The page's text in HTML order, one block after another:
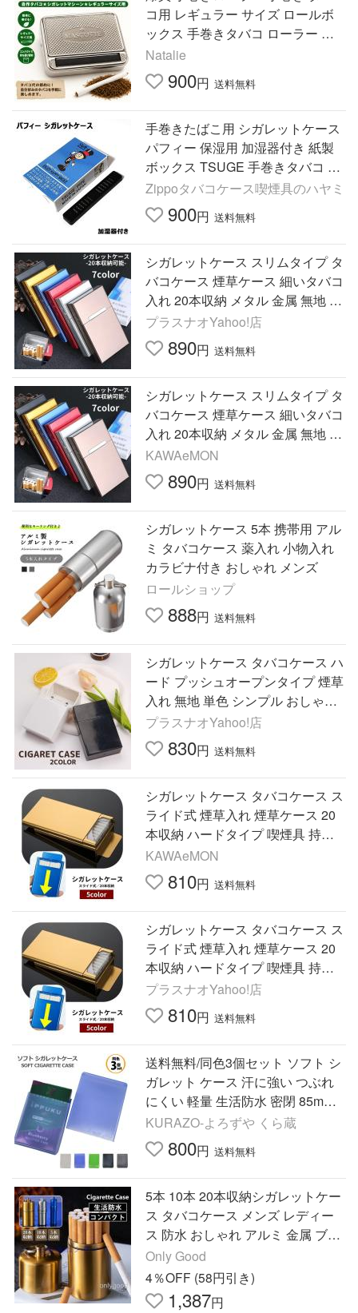
コ用 レギュラー サイズ ロールボ
ックス 手巻きタバコ ローラー 巻
器
Natalie
900円 送料無料
手巻きたばこ用 シガレットケース
パフィー 保湿用 加湿器付き 紙製
ボックス TSUGE 手巻きタバコ フ
ィルター
Zippoタバコケース喫煙具のハヤミ
900円 送料無料
シガレットケース スリムタイプ タ
バコケース 煙草ケース 細いタバコ
入れ 20本収納 メタル 金属 無地 ス
リム シンプル おしゃれ プレゼン
ト
プラスナオYahoo!店
890円 送料無料
シガレットケース スリムタイプ タ
バコケース 煙草ケース 細いタバコ
入れ 20本収納 メタル 金属 無地 ス
リム シンプル おしゃれ プレゼン
ト
KAWAeMON
890円 送料無料
シガレットケース 5本 携帯用 アル
ミ タバコケース 薬入れ 小物入れ
カラビナ付き おしゃれ メンズ
ロールショップ
888円 送料無料
シガレットケース タバコケース ハ
ード プッシュオープンタイプ 煙草
入れ 無地 単色 シンプル おしゃれ
収納ケース 喫煙具 小物入れ
プラスナオYahoo!店
830円 送料無料
シガレットケース タバコケース ス
ライド式 煙草入れ 煙草ケース 20
本収納 ハードタイプ 喫煙具 持ち
歩き 折れ防止 シンプル スタイリ
ッシュ 誕生
KAWAeMON
810円 送料無料
シガレットケース タバコケース ス
ライド式 煙草入れ 煙草ケース 20
本収納 ハードタイプ 喫煙具 持ち
歩き 折れ防止 シンプル スタイリ
ッシュ 誕生
プラスナオYahoo!店
810円 送料無料
送料無料/同色3個セット ソフト シ
ガレット ケース 汗に強い つぶれ
にくい 軽量 生活防水 密閉 85mm
タバコケース 煙草ケース カードケ
ース たばこケース
KURAZO-よろずや くら蔵
800円 送料無料
5本 10本 20本収納シガレットケー
ス タバコケース メンズ レディー
ス 防水 おしゃれ アルミ 金属 ブラ
ック ゴールド シルバー たばこ 煙
草
Only Good
4％OFF (58円引き)
1,387円